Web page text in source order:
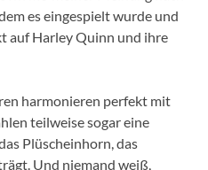
es eingespielt wurde und
auf Harley Quinn und ihre
harmonieren perfekt mit
teilweise sogar eine
Plüscheinhorn, das
Und niemand weiß,